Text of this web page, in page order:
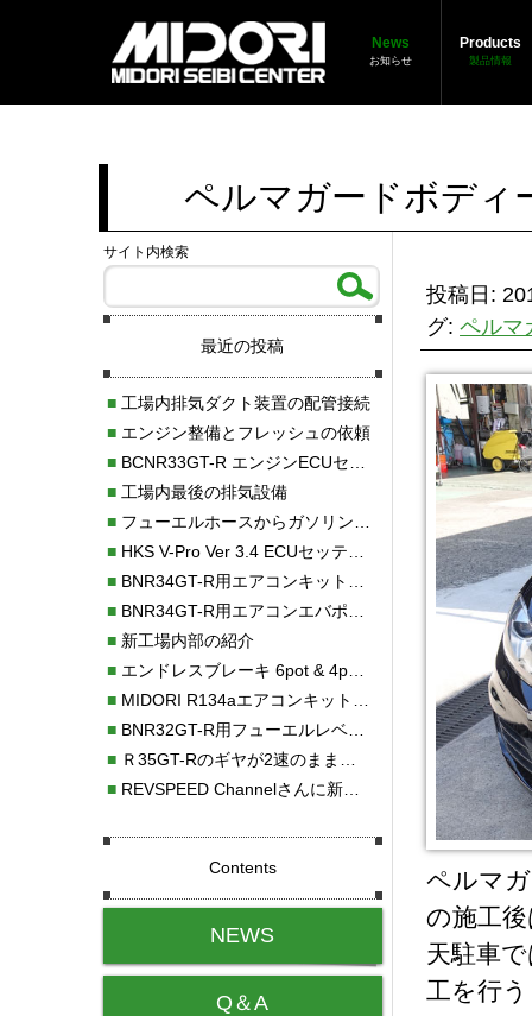
News
お知らせ
Products
製品情報
ペルマガードボディ
投稿日:
グ:ペルマ
ペルマ
の施工
天駐車
工を行
サイト内検索
最近の投稿
■工場内排気ダクト装置の配管接続
■エンジン整備とフレッシュの依頼
■BCNR33GT-R エンジンECUセッティング調整
■工場内最後の排気設備
■フューエルホースからガソリン漏れ
■HKS V-Pro Ver 3.4 ECUセッティング
■BNR34GT-R用エアコンキット新発売！！
■BNR34GT-R用エアコンエバポレーターを新発売！！
■新工場内部の紹介
■エンドレスブレーキ 6pot & 4potオーバーホール
■MIDORI R134aエアコンキットタイプⅡ取り付け
■BNR32GT-R用フューエルレベルセンサー新発売！！
■Ｒ35GT-Rのギヤが2速のまま変速しない！！
■REVSPEED Channelさんに新社屋を紹介していただきました!!
Contents
NEWS
Q＆A